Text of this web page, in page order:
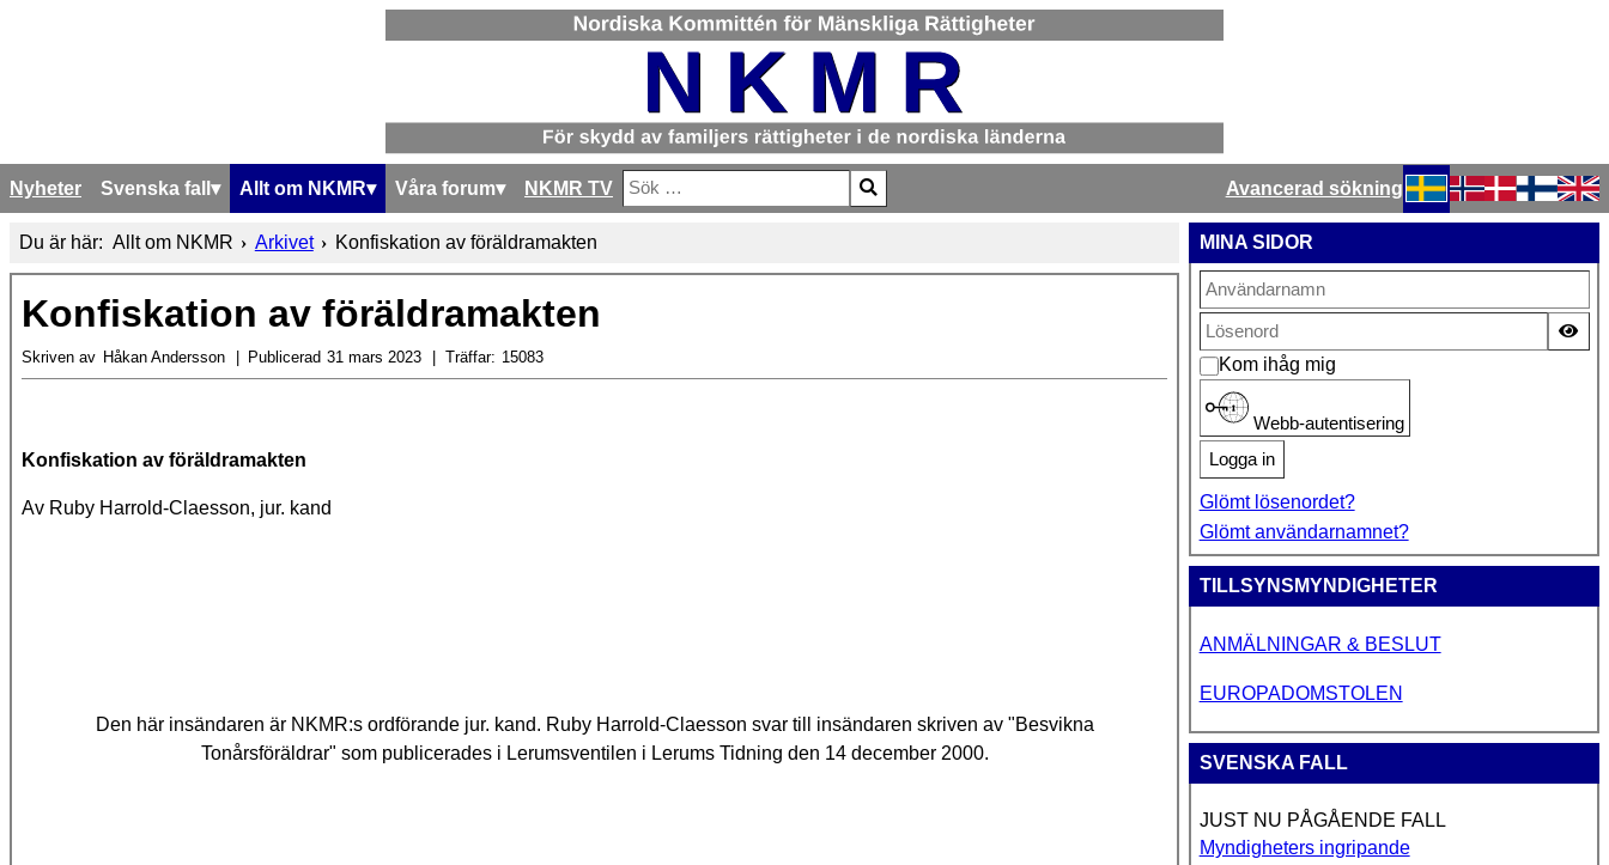
Nyheter Svenska fall Allt om NKMR Våra forum NKMR TV
Sök
Type 2 or more characters for results.
Avancerad sökning
Välj ditt språk
Du är här: Allt om NKMR Arkivet Konfiskation av föräldramakten
Konfiskation av föräldramakten
Skriven av Håkan Andersson Publicerad 31 mars 2023 Träffar: 15083
Konfiskation av föräldramakten
Av Ruby Harrold-Claesson, jur. kand
Den här insändaren är NKMR:s ordförande jur. kand. Ruby Harrold-Claesson svar till insändaren skriven av "Besvikna
Tonårsföräldrar" som publicerades i Lerumsventilen i Lerums Tidning den 14 december 2000.
MINA SIDOR
Kom ihåg mig
Webb-autentisering
Logga in
Glömt lösenordet?
Glömt användarnamnet?
TILLSYNSMYNDIGHETER
ANMÄLNINGAR & BESLUT
EUROPADOMSTOLEN
SVENSKA FALL
JUST NU PÅGÅENDE FALL
Myndigheters ingripande